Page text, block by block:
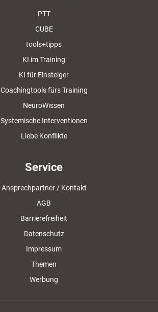
PTT
CUBE
tools+tipps
KI im Training
KI für Einsteiger
Coachingtools fürs Training
NeuroWissen
Systemische Interventionen
Liebe Konflikte
Service
Ansprechpartner / Kontakt
AGB
Barrierefreiheit
Datenschutz
Impressum
Themen
Werbung